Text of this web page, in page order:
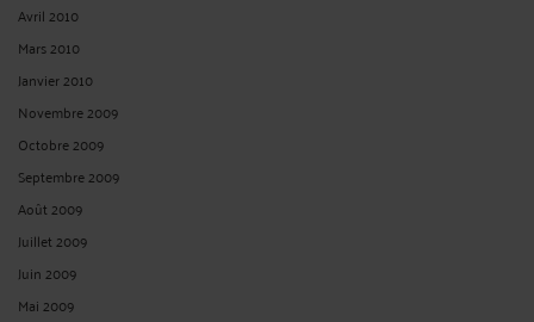
Avril 2010
Mars 2010
Janvier 2010
Novembre 2009
Octobre 2009
Septembre 2009
Août 2009
Juillet 2009
Juin 2009
Mai 2009